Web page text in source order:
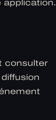
application.
consulter